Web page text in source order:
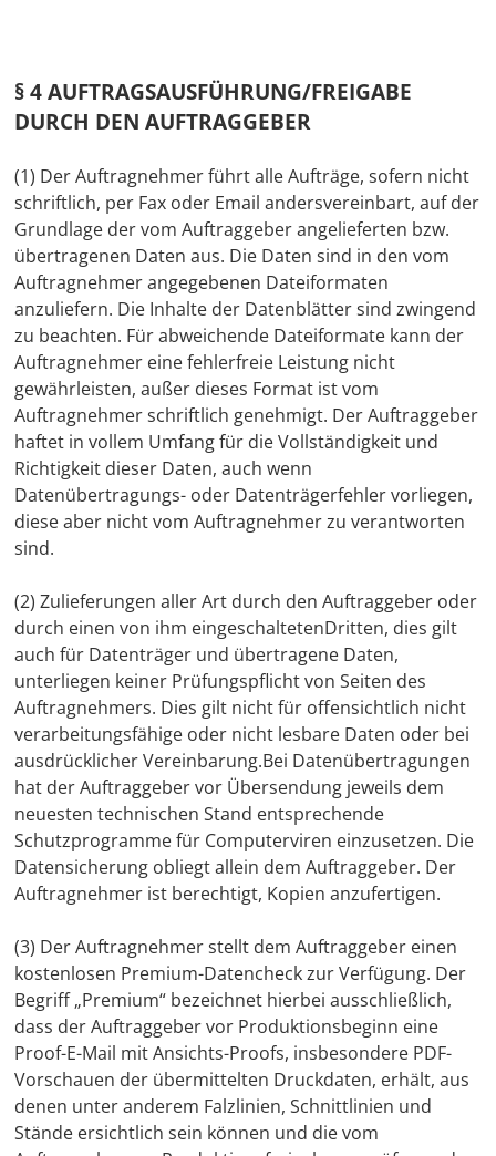
§ 4 AUFTRAGSAUSFÜHRUNG/FREIGABE
DURCH DEN AUFTRAGGEBER
(1) Der Auftragnehmer führt alle Aufträge, sofern nicht
schriftlich, per Fax oder Email andersvereinbart, auf der
Grundlage der vom Auftraggeber angelieferten bzw.
übertragenen Daten aus. Die Daten sind in den vom
Auftragnehmer angegebenen Dateiformaten
anzuliefern. Die Inhalte der Datenblätter sind zwingend
zu beachten. Für abweichende Dateiformate kann der
Auftragnehmer eine fehlerfreie Leistung nicht
gewährleisten, außer dieses Format ist vom
Auftragnehmer schriftlich genehmigt. Der Auftraggeber
haftet in vollem Umfang für die Vollständigkeit und
Richtigkeit dieser Daten, auch wenn
Datenübertragungs- oder Datenträgerfehler vorliegen,
diese aber nicht vom Auftragnehmer zu verantworten
sind.
(2) Zulieferungen aller Art durch den Auftraggeber oder
durch einen von ihm eingeschaltetenDritten, dies gilt
auch für Datenträger und übertragene Daten,
unterliegen keiner Prüfungspflicht von Seiten des
Auftragnehmers. Dies gilt nicht für offensichtlich nicht
verarbeitungsfähige oder nicht lesbare Daten oder bei
ausdrücklicher Vereinbarung.Bei Datenübertragungen
hat der Auftraggeber vor Übersendung jeweils dem
neuesten technischen Stand entsprechende
Schutzprogramme für Computerviren einzusetzen. Die
Datensicherung obliegt allein dem Auftraggeber. Der
Auftragnehmer ist berechtigt, Kopien anzufertigen.
(3) Der Auftragnehmer stellt dem Auftraggeber einen
kostenlosen Premium-Datencheck zur Verfügung. Der
Begriff „Premium“ bezeichnet hierbei ausschließlich,
dass der Auftraggeber vor Produktionsbeginn eine
Proof-E-Mail mit Ansichts-Proofs, insbesondere PDF-
Vorschauen der übermittelten Druckdaten, erhält, aus
denen unter anderem Falzlinien, Schnittlinien und
Stände ersichtlich sein können und die vom